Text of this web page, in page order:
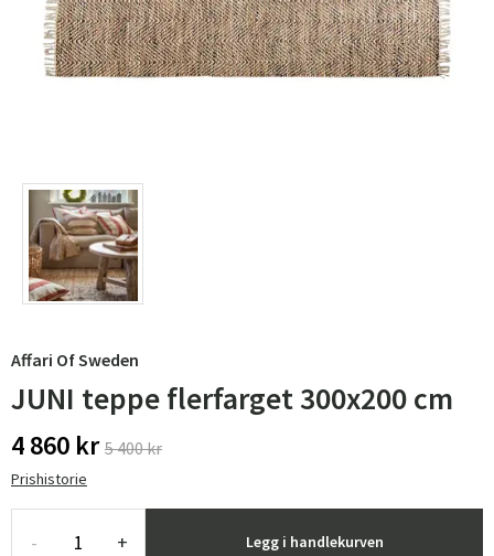
Affari Of Sweden
JUNI teppe flerfarget 300x200 cm
4 860 kr 5 400 kr
Prishistorie
- + Legg i handlekurven